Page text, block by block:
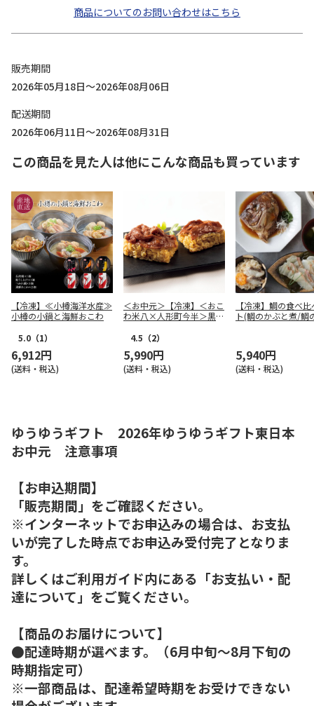
商品についてのお問い合わせはこちら
販売期間
2026年05月18日～2026年08月06日
配送期間
2026年06月11日～2026年08月31日
この商品を見た人は他にこんな商品も買っています
【冷凍】≪小樽海洋水産≫
小樽の小鍋と海鮮おこわ
5.0 （1）
6,912円
(送料・税込)
＜お中元＞【冷凍】＜おこ
わ米八×人形町今半＞黒毛
4.5 （2）
5,990円
(送料・税込)
【冷凍】鯛の食べ
ト(鯛のかぶと煮/鯛
5,940円
(送料・税込)
ゆうゆうギフト 2026年ゆうゆうギフト東日本
お中元 注意事項
【お申込期間】
「販売期間」をご確認ください。
※インターネットでお申込みの場合は、お支払
いが完了した時点でお申込み受付完了となりま
す。
詳しくはご利用ガイド内にある「お支払い・配
達について」をご覧ください。
【商品のお届けについて】
●配達時期が選べます。（6月中旬～8月下旬の
時期指定可）
※一部商品は、配達希望時期をお受けできない